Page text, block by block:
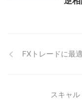
FXトレードに最
スキャル